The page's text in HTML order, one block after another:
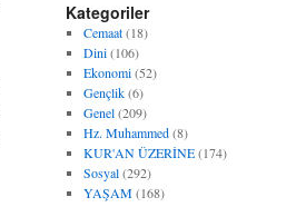
Kategoriler
Cemaat(18)
Dini(106)
Ekonomi(52)
Gençlik(6)
Genel(209)
Hz. Muhammed(8)
KUR'AN ÜZERİNE(174)
Sosyal(292)
YAŞAM(168)